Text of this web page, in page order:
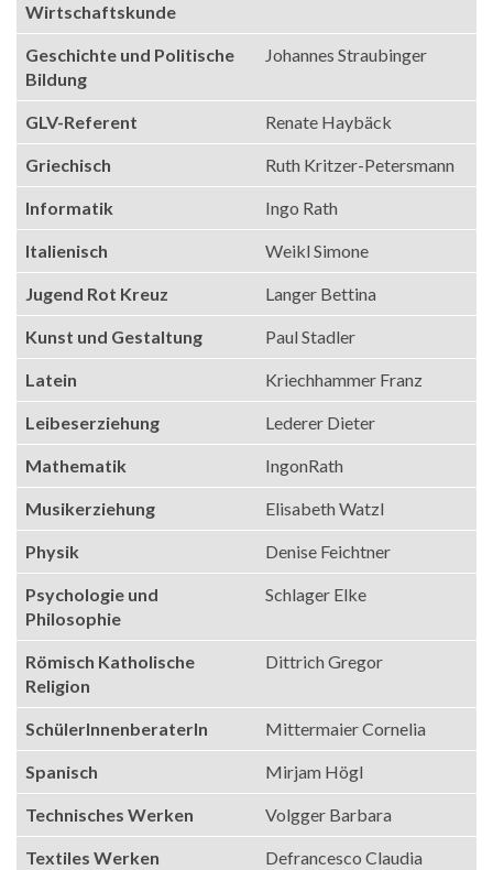
Wirtschaftskunde
Geschichte und Politische
Bildung
Johannes Straubinger
GLV-Referent Renate Haybäck
Griechisch Ruth Kritzer-Petersmann
Informatik Ingo Rath
Italienisch Weikl Simone
Jugend Rot Kreuz Langer Bettina
Kunst und Gestaltung Paul Stadler
Latein Kriechhammer Franz
Leibeserziehung Lederer Dieter
Mathematik IngonRath
Musikerziehung Elisabeth Watzl
Physik Denise Feichtner
Psychologie und
Philosophie
Schlager Elke
Römisch Katholische
Religion
Dittrich Gregor
SchülerInnenberaterIn Mittermaier Cornelia
Spanisch Mirjam Högl
Technisches Werken Volgger Barbara
Textiles Werken Defrancesco Claudia